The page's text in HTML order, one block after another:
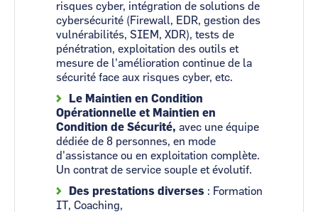
risques cyber, intégration de solutions de
cybersécurité (Firewall, EDR, gestion des
vulnérabilités, SIEM, XDR), tests de
pénétration, exploitation des outils et
mesure de l'amélioration continue de la
sécurité face aux risques cyber, etc.
Le Maintien en Condition
Opérationnelle et Maintien en
Condition de Sécurité, avec une équipe
dédiée de 8 personnes, en mode
d'assistance ou en exploitation complète.
Un contrat de service souple et évolutif.
Des prestations diverses : Formation
IT, Coaching,